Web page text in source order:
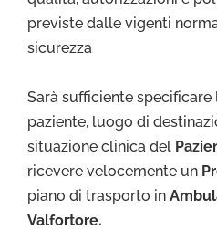
previste dalle vigenti
sicurezza
Sarà sufficiente specificare
paziente, luogo di
situazione clinica del
ricevere velocemente un
piano di trasporto in
Valfortore.